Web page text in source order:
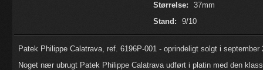
Størrelse:
37mm
Stand:
9/10
Patek Philippe Calatrava, ref. 6196P-001 - oprindeligt solgt i september
Noget nær ubrugt Patek Philippe Calatrava udført i platin med den